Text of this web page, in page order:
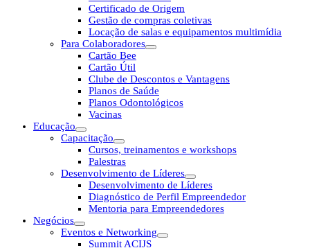
Certificado de Origem
Gestão de compras coletivas
Locação de salas e equipamentos multimídia
Para Colaboradores
Cartão Bee
Cartão Útil
Clube de Descontos e Vantagens
Planos de Saúde
Planos Odontológicos
Vacinas
Educação
Capacitação
Cursos, treinamentos e workshops
Palestras
Desenvolvimento de Líderes
Desenvolvimento de Líderes
Diagnóstico de Perfil Empreendedor
Mentoria para Empreendedores
Negócios
Eventos e Networking
Summit ACIJS